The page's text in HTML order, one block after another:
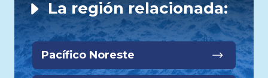
Pacífico Noreste